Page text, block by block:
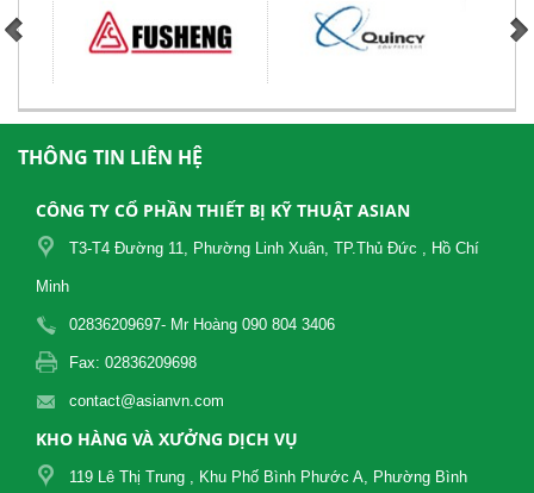
THÔNG TIN LIÊN HỆ
CÔNG TY CỔ PHẦN THIẾT BỊ KỸ THUẬT ASIAN
T3-T4 Đường 11, Phường Linh Xuân, TP.Thủ Đức , Hồ Chí
Minh
02836209697- Mr Hoàng 090 804 3406
Fax: 02836209698
contact@asianvn.com
KHO HÀNG VÀ XƯỞNG DỊCH VỤ
119 Lê Thị Trung , Khu Phố Bình Phước A, Phường Bình